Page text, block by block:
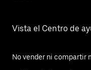
Vista el Centro de
No vender ni compartir